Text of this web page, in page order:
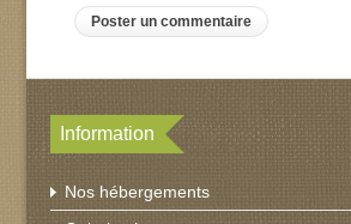
Information
Nos hébergements